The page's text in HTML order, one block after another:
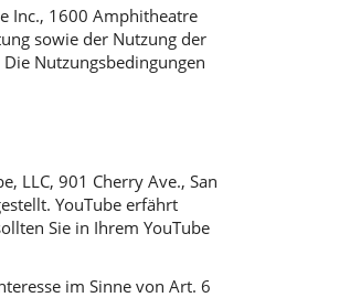
Inc., 1600 Amphitheatre
sowie der Nutzung der
Nutzungsbedingungen
LLC, 901 Cherry Ave., San
YouTube erfährt
Sie in Ihrem YouTube
im Sinne von Art. 6